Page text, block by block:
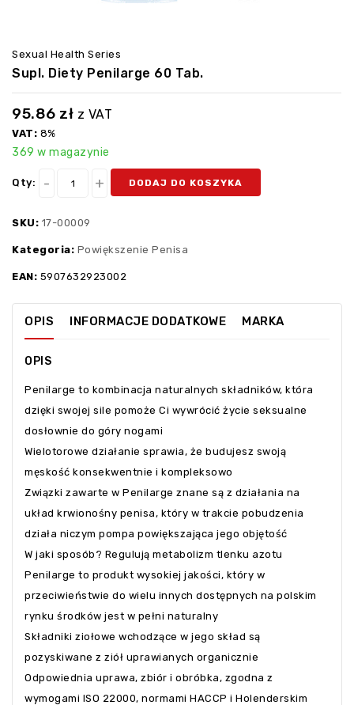
Sexual Health Series
Supl. Diety Penilarge 60 Tab.
95.86 zł z VAT
VAT: 8%
369 w magazynie
Qty: DODAJ DO KOSZYKA
SKU: 17-00009
Kategoria: Powiększenie Penisa
EAN: 5907632923002
OPIS INFORMACJE DODATKOWE MARKA
OPIS
Penilarge to kombinacja naturalnych składników, która
dzięki swojej sile pomoże Ci wywrócić życie seksualne
dosłownie do góry nogami
Wielotorowe działanie sprawia, że budujesz swoją
męskość konsekwentnie i kompleksowo
Związki zawarte w Penilarge znane są z działania na
układ krwionośny penisa, który w trakcie pobudzenia
działa niczym pompa powiększająca jego objętość
W jaki sposób? Regulują metabolizm tlenku azotu
Penilarge to produkt wysokiej jakości, który w
przeciwieństwie do wielu innych dostępnych na polskim
rynku środków jest w pełni naturalny
Składniki ziołowe wchodzące w jego skład są
pozyskiwane z ziół uprawianych organicznie
Odpowiednia uprawa, zbiór i obróbka, zgodna z
wymogami ISO 22000, normami HACCP i Holenderskim